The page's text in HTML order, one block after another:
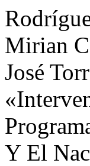
Mirian
José
Y El